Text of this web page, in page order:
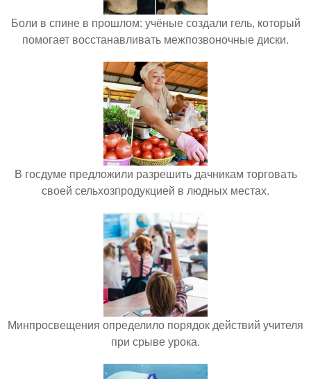
Боли в спине в прошлом: учёные создали гель, который
помогает восстанавливать межпозвоночные диски.
В госдуме предложили разрешить дачникам торговать
своей сельхозпродукцией в людных местах.
Минпросвещения определило порядок действий учителя
при срыве урока.